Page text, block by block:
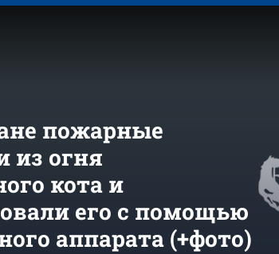
пожарные
из огня
кота и
его с помощью
аппарата (+фото)